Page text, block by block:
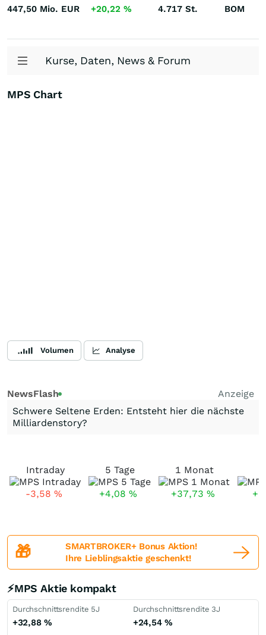
447,50 Mio. EUR +20,22 % 4.717 St. BOM
Kurse, Daten, News & Forum
MPS Chart
Volumen Analyse
NewsFlash
Anzeige
Schwere Seltene Erden: Entsteht hier die nächste
Milliardenstory?
Intraday
-3,58 %
5 Tage
+4,08 %
1 Monat
+37,73 %
🎁
SMARTBROKER+ Bonus Aktion!
Ihre Lieblingsaktie geschenkt!
⚡MPS Aktie kompakt
Durchschnittsrendite 5J
+32,88 %
Durchschnittsrendite 3J
+24,54 %